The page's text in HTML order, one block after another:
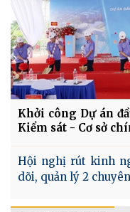
Khởi công Dự án
Kiểm sát - Cơ sở
Hội nghị rút kinh
dõi, quản lý 2